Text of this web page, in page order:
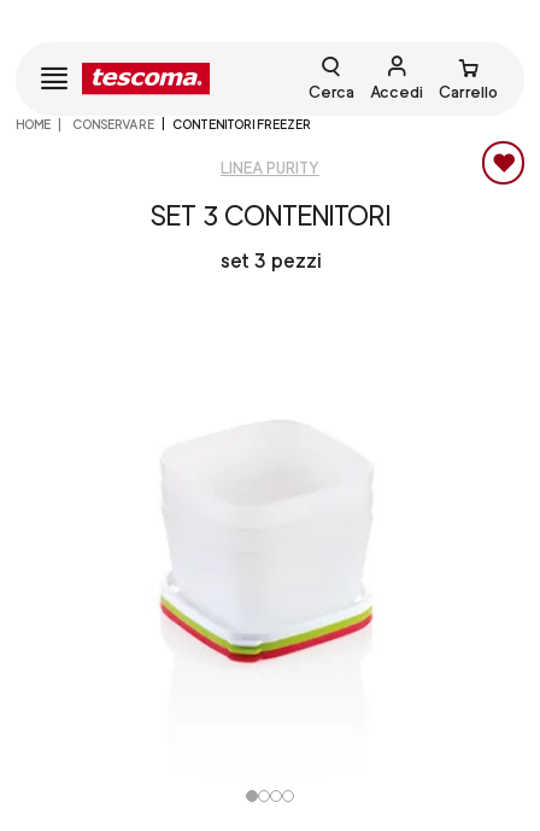
Cerca Accedi Carrello
HOME CONSERVARE CONTENITORI FREEZER
LINEA PURITY
SET 3 CONTENITORI
set 3 pezzi